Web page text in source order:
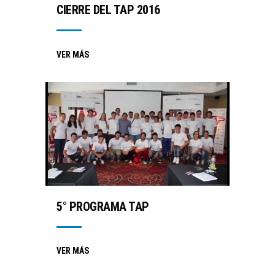
CIERRE DEL TAP 2016
VER MÁS
5° PROGRAMA TAP
VER MÁS